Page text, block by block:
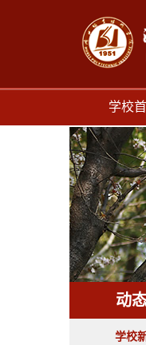
学校
动
学校